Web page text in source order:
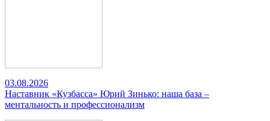
03.08.2026
Наставник «Кузбасса» Юрий Зинько: наша база –
ментальность и профессионализм